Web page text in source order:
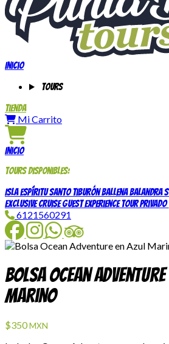
Inicio
Tours
Tienda
Mi Carrito
Inicio
Tours disponibles:
Isla Espíritu SantoTiburón BallenaBalandra
Exclusive Cruise Guest ExperienceTour Privado
6121560291
FacebookInstagram
WhatsAppTripAdvisor
Bolsa Ocean
Marino
$350MXN